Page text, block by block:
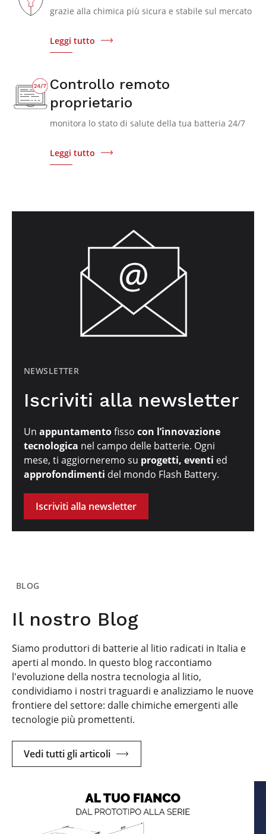
grazie alla chimica più sicura e stabile sul mercato
Leggi tutto
Controllo remoto
proprietario
monitora lo stato di salute della tua batteria 24/7
Leggi tutto
NEWSLETTER
Iscriviti alla newsletter
Un appuntamentofisso con l’innovazione
tecnologica nel campo delle batterie. Ogni
mese, ti aggiorneremo su progetti, eventi ed
approfondimenti del mondo Flash Battery.
Iscriviti alla newsletter
BLOG
Il nostro Blog
Siamo produttori di batterie al litio radicati in Italia e
aperti al mondo. In questo blog raccontiamo
l'evoluzione della nostra tecnologia al litio,
condividiamo i nostri traguardi e analizziamo le nuove
frontiere del settore: dalle chimiche emergenti alle
tecnologie più promettenti.
Vedi tutti gli articoli